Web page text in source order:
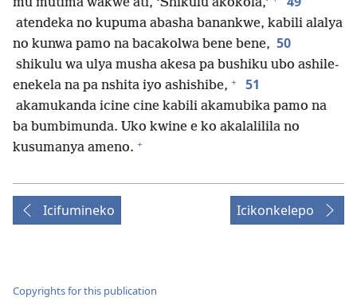
mu mutima wakwe ati, ‘Shikulu akokola,’
atendeka no kupuma abasha banankwe, kabili alalya
no kunwa pamo na bacakolwa bene bene, 50
shikulu wa ulya musha akesa pa bushiku ubo ashile-
enekela na pa nshita iyo ashishibe, + 51
akamukanda icine cine kabili akamubika pamo na
ba bumbimunda. Uko kwine e ko akalalilila no
kusumanya ameno. +
Icifumineko Icikonkelepo
Copyrights for this publication